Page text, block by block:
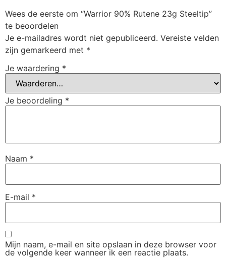
Wees de eerste om “Warrior 90% Rutene 23g Steeltip”
te beoordelen
Je e-mailadres wordt niet gepubliceerd. Vereiste velden
zijn gemarkeerd met *
Je waardering *
Je beoordeling *
Naam *
E-mail *
Mijn naam, e-mail en site opslaan in deze browser voor
de volgende keer wanneer ik een reactie plaats.